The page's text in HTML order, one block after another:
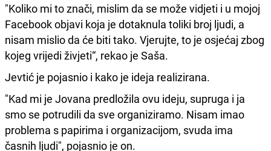
"Koliko mi to znači, mislim da se može vidjeti i u mojoj
Facebook objavi koja je dotaknula toliki broj ljudi, a
nisam mislio da će biti tako. Vjerujte, to je osjećaj zbog
kojeg vrijedi živjeti“, rekao je Saša.
Jevtić je pojasnio i kako je ideja realizirana.
"Kad mi je Jovana predložila ovu ideju, supruga i ja
smo se potrudili da sve organiziramo. Nisam imao
problema s papirima i organizacijom, svuda ima
časnih ljudi", pojasnio je on.